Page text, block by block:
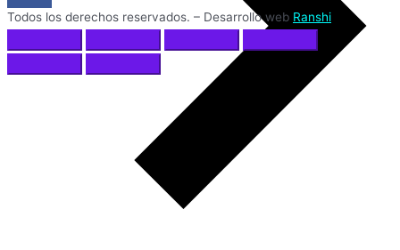
Todos los derechos reservados. – Desarrollo web Ranshi